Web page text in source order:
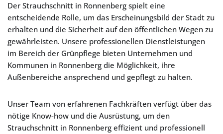
Der Strauchschnitt in Ronnenberg spielt eine
entscheidende Rolle, um das Erscheinungsbild der Stadt zu
erhalten und die Sicherheit auf den öffentlichen Wegen zu
gewährleisten. Unsere professionellen Dienstleistungen
im Bereich der Grünpflege bieten Unternehmen und
Kommunen in Ronnenberg die Möglichkeit, ihre
Außenbereiche ansprechend und gepflegt zu halten.
Unser Team von erfahrenen Fachkräften verfügt über das
nötige Know-how und die Ausrüstung, um den
Strauchschnitt in Ronnenberg effizient und professionell